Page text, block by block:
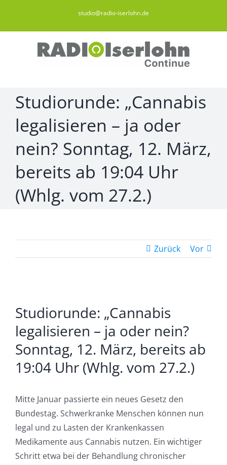
springen
studio@radio-iserlohn.de
Studiorunde: „Cannabis
legalisieren – ja oder
nein? Sonntag, 12. März,
bereits ab 19:04 Uhr
(Whlg. vom 27.2.)
Zurück Vor
grösseres
Bild
Studiorunde: „Cannabis
legalisieren – ja oder nein?
Sonntag, 12. März, bereits ab
19:04 Uhr (Whlg. vom 27.2.)
Mitte Januar passierte ein neues Gesetz den
Bundestag. Schwerkranke Menschen können nun
legal und zu Lasten der Krankenkassen
Medikamente aus Cannabis nutzen. Ein wichtiger
Schritt etwa bei der Behandlung chronischer